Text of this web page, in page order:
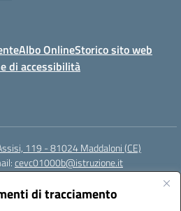
di tracciamento
Albo OnlineStorico sito web
di accessibilità
119 - 81024 Maddaloni (CE)
cevc01000b@istruzione.it
- 93044680614 (Scuole